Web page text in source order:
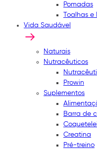
Pomadas
Toalhas e
Vida Saudável
Naturais
Nutracêuticos
Prowin
Suplementos
Barra de
Creatina
Pré-treino